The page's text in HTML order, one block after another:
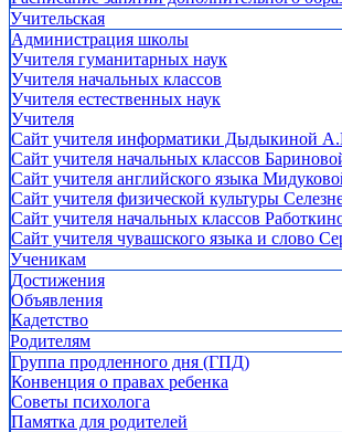
Учительская
Администрация школы
Учителя гуманитарных наук
Учителя начальных классов
Учителя естественных наук
Учителя
Cайт учителя информатики Дыдыкиной
Сайт учителя начальных классов
Сайт учителя английского языка
Сайт учителя физической культуры
Сайт учителя начальных классов
Сайт учителя чувашского языка и слово
Ученикам
Достижения
Объявления
Кадетство
Родителям
Группа продленного дня (ГПД)
Конвенция о правах ребенка
Советы психолога
Памятка для родителей